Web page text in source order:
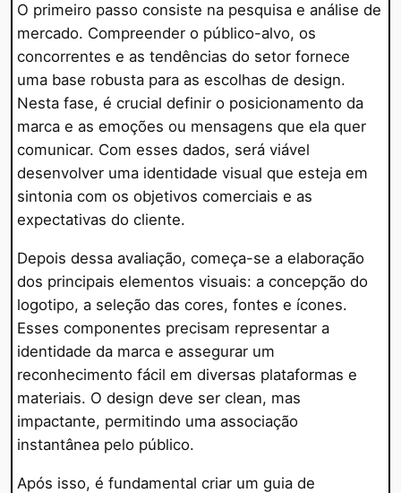
O primeiro passo consiste na pesquisa e análise de
mercado. Compreender o público-alvo, os
concorrentes e as tendências do setor fornece
uma base robusta para as escolhas de design.
Nesta fase, é crucial definir o posicionamento da
marca e as emoções ou mensagens que ela quer
comunicar. Com esses dados, será viável
desenvolver uma identidade visual que esteja em
sintonia com os objetivos comerciais e as
expectativas do cliente.
Depois dessa avaliação, começa-se a elaboração
dos principais elementos visuais: a concepção do
logotipo, a seleção das cores, fontes e ícones.
Esses componentes precisam representar a
identidade da marca e assegurar um
reconhecimento fácil em diversas plataformas e
materiais. O design deve ser clean, mas
impactante, permitindo uma associação
instantânea pelo público.
Após isso, é fundamental criar um guia de